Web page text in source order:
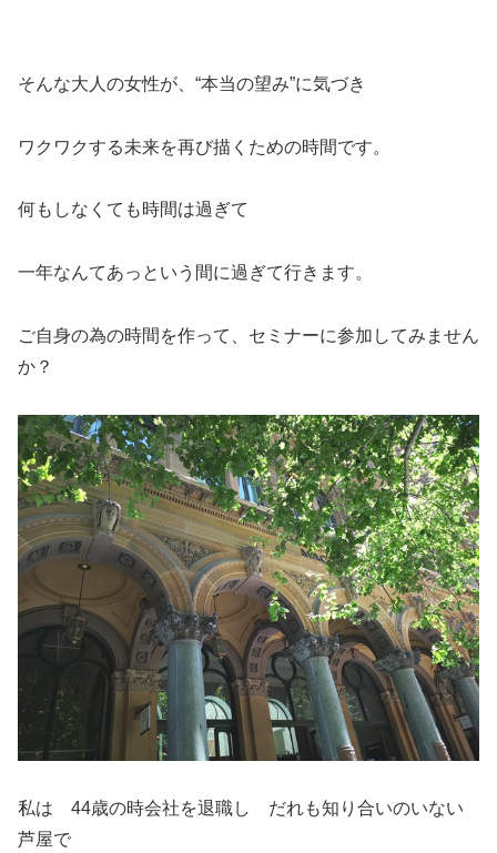
そんな大人の女性が、“本当の望み”に気づき
ワクワクする未来を再び描くための時間です。
何もしなくても時間は過ぎて
一年なんてあっという間に過ぎて行きます。
ご自身の為の時間を作って、セミナーに参加してみません
か？
私は 44歳の時会社を退職し だれも知り合いのいない
芦屋で